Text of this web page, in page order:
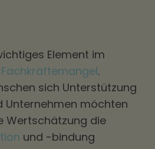
Element im
Fachkräftemangel.
sich Unterstützung
Unternehmen möchten
Wertschätzung die
und -bindung